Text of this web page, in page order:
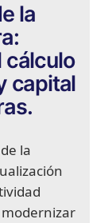
la
cálculo
capital
la
modernizar